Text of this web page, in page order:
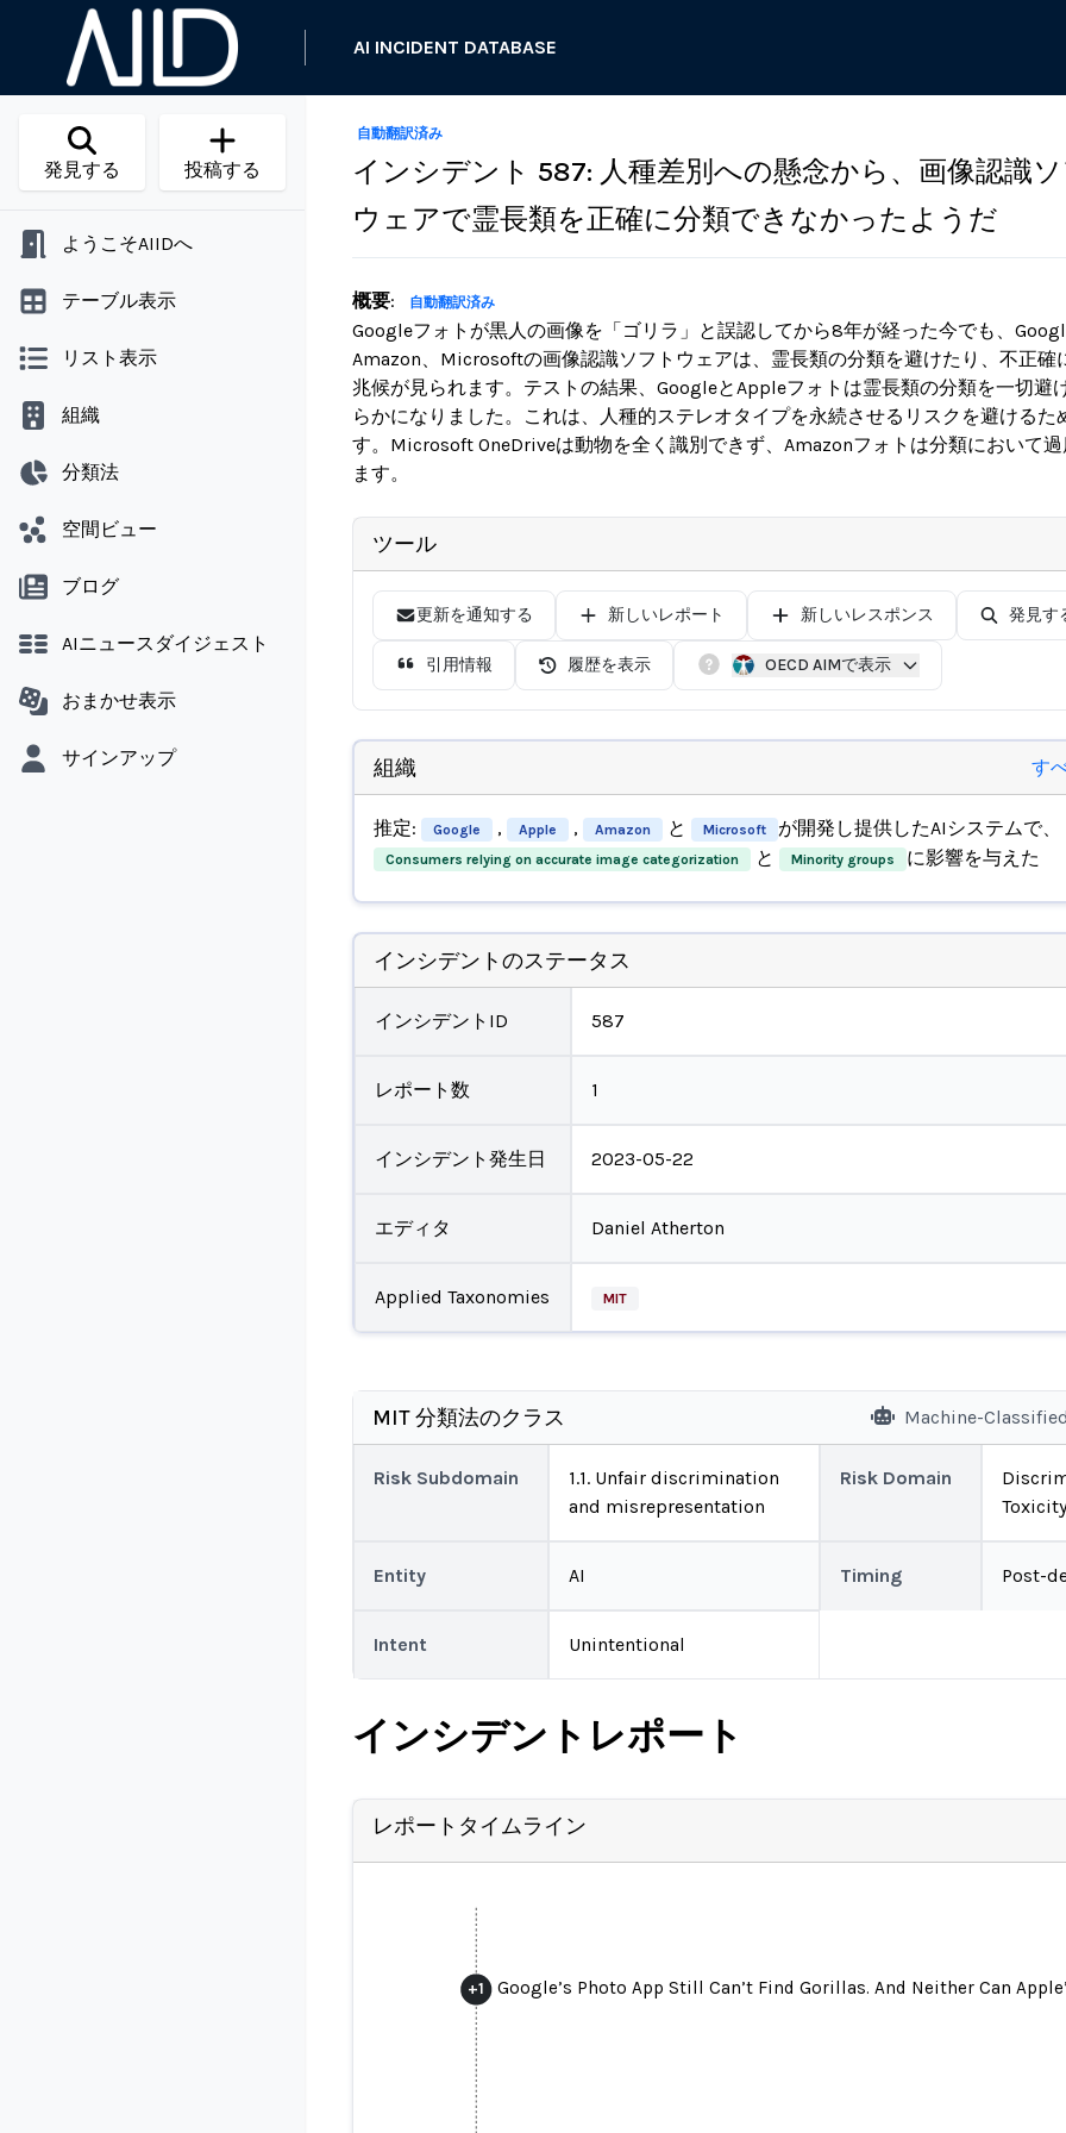
AI INCIDENT DATABASE
発見する 投稿する
ようこそAIIDへ
テーブル表示
リスト表示
組織
分類法
空間ビュー
ブログ
AIニュースダイジェスト
おまかせ表示
サインアップ
自動翻訳済み
インシデント 587: 人種差別への懸念から、画像認識
ウェアで霊長類を正確に分類できなかったようだ
概要: 自動翻訳済み
Googleフォトが黒人の画像を「ゴリラ」と誤認してから8年が経った今でも、
Amazon、Microsoftの画像認識ソフトウェアは、霊長類の分類を避けたり、不正確
兆候が見られます。テストの結果、GoogleとAppleフォトは霊長類の分類を一切避
らかになりました。これは、人種的ステレオタイプを永続させるリスクを避けるた
す。Microsoft OneDriveは動物を全く識別できず、Amazonフォトは分類において
ます。
ツール
更新を通知する 新しいレポート 新しいレスポンス 発見す
引用情報 履歴を表示 OECD AIMで表示
組織 す
推定: Google , Apple , Amazon と Microsoft が開発し提供したAIシステムで、
Consumers relying on accurate image categorization と Minority groups に影響を与えた
インシデントのステータス
インシデントID 587
レポート数 1
インシデント発生日 2023-05-22
エディタ Daniel Atherton
Applied Taxonomies MIT
MIT 分類法のクラス Machine-
Risk Subdomain
1.1. Unfair discrimination
and misrepresentation
Risk Domain
Toxicity
Entity AI Timing Post-
Intent Unintentional
インシデントレポート
レポートタイムライン
+1 Google’s Photo App Still Can’t Find Gorillas. And Neither Can